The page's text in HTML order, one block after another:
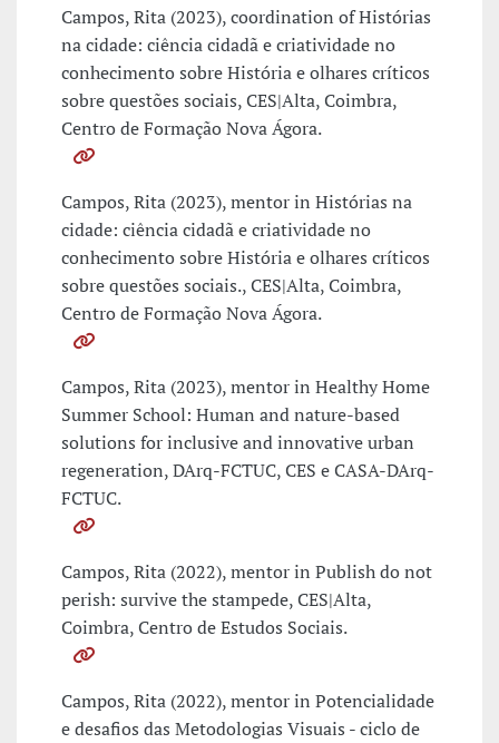
Campos, Rita (2023), coordination of Histórias
na cidade: ciência cidadã e criatividade no
conhecimento sobre História e olhares críticos
sobre questões sociais, CES|Alta, Coimbra,
Centro de Formação Nova Ágora.
Campos, Rita (2023), mentor in Histórias na
cidade: ciência cidadã e criatividade no
conhecimento sobre História e olhares críticos
sobre questões sociais., CES|Alta, Coimbra,
Centro de Formação Nova Ágora.
Campos, Rita (2023), mentor in Healthy Home
Summer School: Human and nature-based
solutions for inclusive and innovative urban
regeneration, DArq-FCTUC, CES e CASA-DArq-
FCTUC.
Campos, Rita (2022), mentor in Publish do not
perish: survive the stampede, CES|Alta,
Coimbra, Centro de Estudos Sociais.
Campos, Rita (2022), mentor in Potencialidade
e desafios das Metodologias Visuais - ciclo de